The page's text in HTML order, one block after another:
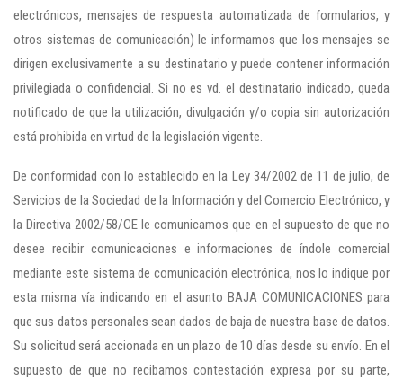
electrónicos, mensajes de respuesta automatizada de formularios, y
otros sistemas de comunicación) le informamos que los mensajes se
dirigen exclusivamente a su destinatario y puede contener información
privilegiada o confidencial. Si no es vd. el destinatario indicado, queda
notificado de que la utilización, divulgación y/o copia sin autorización
está prohibida en virtud de la legislación vigente.
De conformidad con lo establecido en la Ley 34/2002 de 11 de julio, de
Servicios de la Sociedad de la Información y del Comercio Electrónico, y
la Directiva 2002/58/CE le comunicamos que en el supuesto de que no
desee recibir comunicaciones e informaciones de índole comercial
mediante este sistema de comunicación electrónica, nos lo indique por
esta misma vía indicando en el asunto BAJA COMUNICACIONES para
que sus datos personales sean dados de baja de nuestra base de datos.
Su solicitud será accionada en un plazo de 10 días desde su envío. En el
supuesto de que no recibamos contestación expresa por su parte,